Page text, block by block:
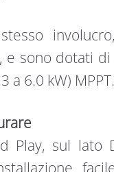
sono dotati
a 6.0 kW) MPPT.
Play, sul lato